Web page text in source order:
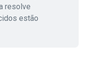
resolve
estão